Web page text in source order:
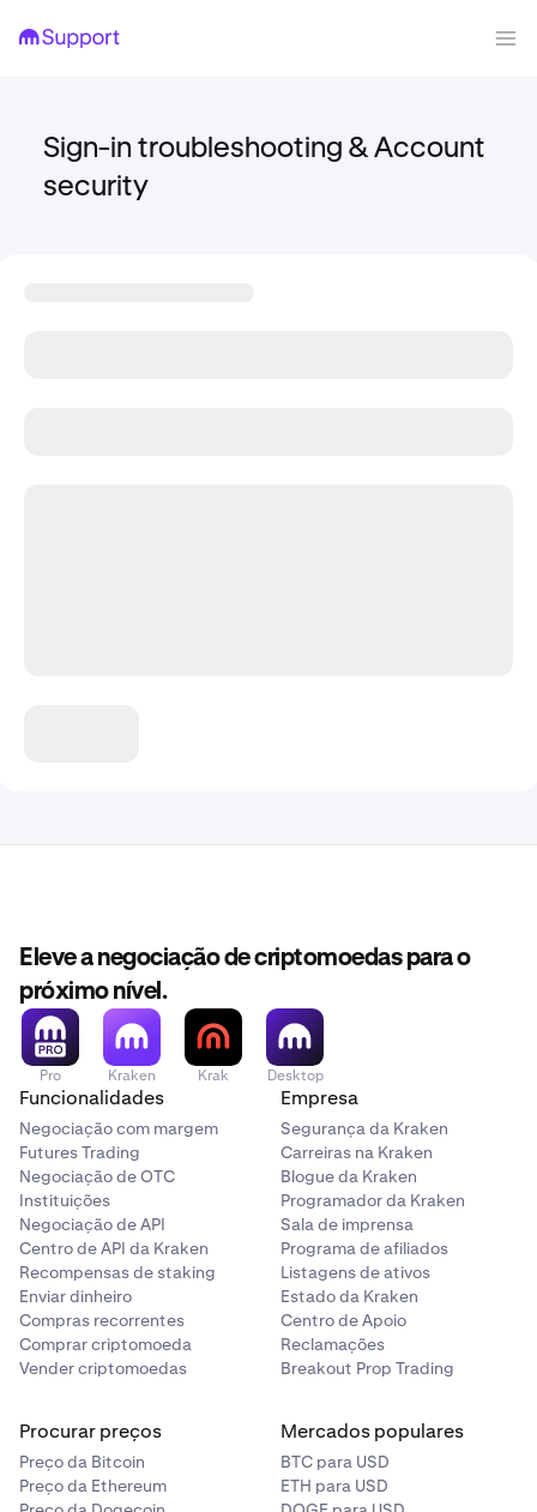
Sign-in troubleshooting & Account
security
Eleve a negociação de criptomoedas para o
próximo nível.
Pro Kraken Krak Desktop
Funcionalidades
Negociação com margem
Futures Trading
Negociação de OTC
Instituições
Negociação de API
Centro de API da Kraken
Recompensas de staking
Enviar dinheiro
Compras recorrentes
Comprar criptomoeda
Vender criptomoedas
Empresa
Segurança da Kraken
Carreiras na Kraken
Blogue da Kraken
Programador da Kraken
Sala de imprensa
Programa de afiliados
Listagens de ativos
Estado da Kraken
Centro de Apoio
Reclamações
Breakout Prop Trading
Procurar preços
Preço da Bitcoin
Preço da Ethereum
Mercados populares
BTC para USD
ETH para USD